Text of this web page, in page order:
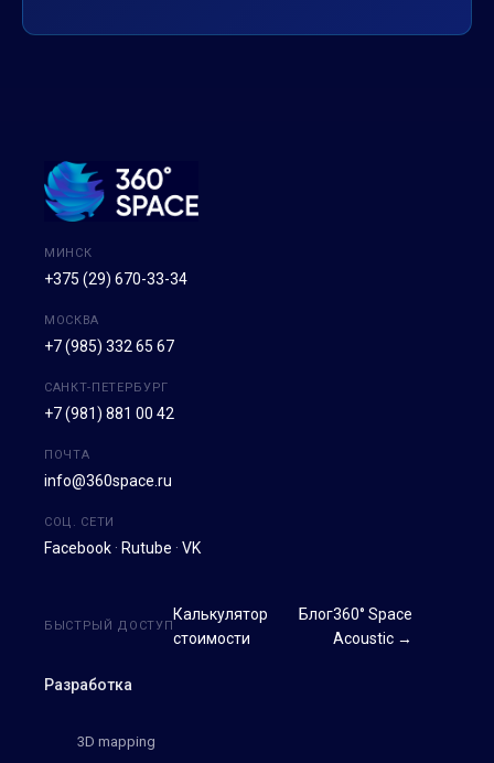
МИНСК
+375 (29) 670-33-34
МОСКВА
+7 (985) 332 65 67
САНКТ-ПЕТЕРБУРГ
+7 (981) 881 00 42
ПОЧТА
info@360space.ru
СОЦ. СЕТИ
Facebook · Rutube · VK
Разработка
3D mapping
БЫСТРЫЙ ДОСТУП
Калькулятор
стоимости
Блог360° Space
Acoustic →